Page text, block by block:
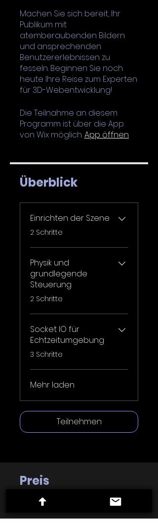
Machen Sie sich bereit, Ihr
Publikum mit
atemberaubenden Bildern
und ansprechenden
Benutzererlebnissen zu
fesseln. Beginnen Sie noch
heute Ihre Reise zum Experten
für 3D-Webentwicklung!
Die Teilnahme an diesem
Programm ist über die App
von Wix möglich.App öffnen
Überblick
Einrichten der Szene
2 Schritte
Physik und
grundlegende
Steuerung
2 Schritte
Socket IO für
Echtzeitumgebung
.3 Schritte
Mehr laden
Teilnehmen
Preis
19,99 €